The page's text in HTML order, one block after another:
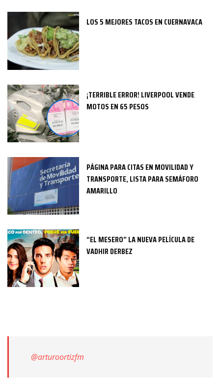
LOS 5 MEJORES TACOS EN CUERNAVACA
¡TERRIBLE ERROR! LIVERPOOL VENDE
MOTOS EN 65 PESOS
PÁGINA PARA CITAS EN MOVILIDAD Y
TRANSPORTE, LISTA PARA SEMÁFORO
AMARILLO
“EL MESERO” LA NUEVA PELÍCULA DE
VADHIR DERBEZ
@arturoortizfm